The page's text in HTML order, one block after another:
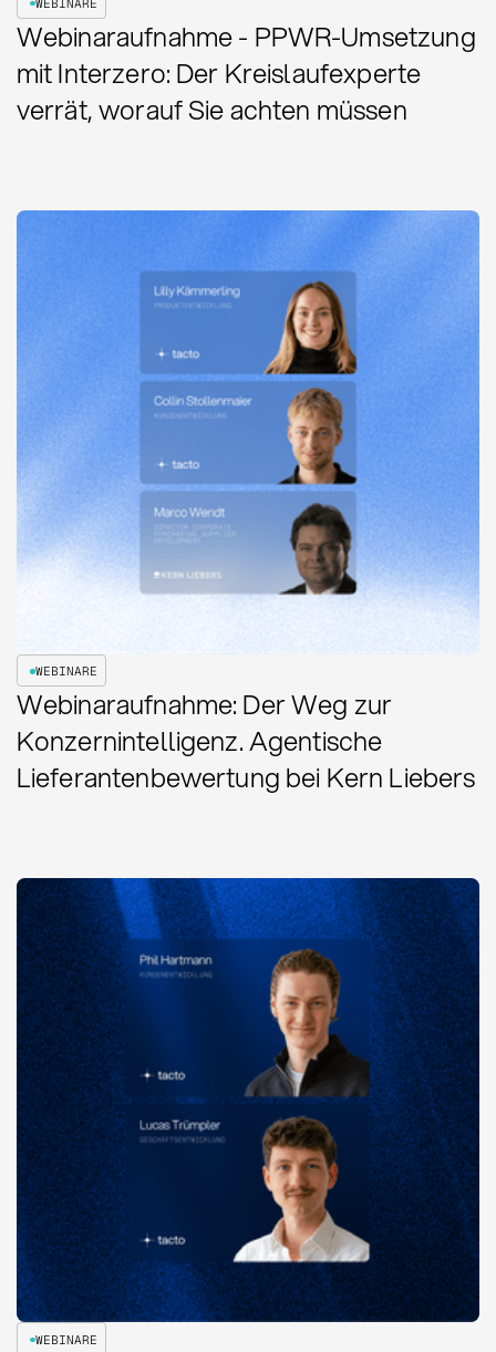
WEBINARE
Webinaraufnahme - PPWR-Umsetzung
mit Interzero: Der Kreislaufexperte
verrät, worauf Sie achten müssen
WEBINARE
Webinaraufnahme: Der Weg zur
Konzernintelligenz. Agentische
Lieferantenbewertung bei Kern Liebers
WEBINARE